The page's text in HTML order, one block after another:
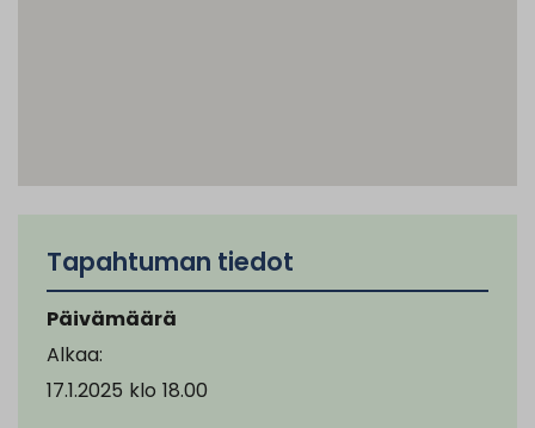
Tapahtuman tiedot
Päivämäärä
Alkaa:
17.1.2025 klo 18.00